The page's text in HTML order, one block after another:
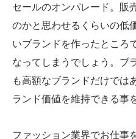
セールのオンパレード。販
のかと思わせるくらいの低
いブランドを作ったところ
なってしまうでしょう。ブ
も高額なブランドだけでは
ランド価値を維持できる事
ファッション業界でお仕事